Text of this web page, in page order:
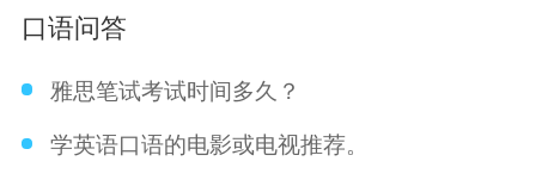
口语问答
雅思笔试考试时间多久？
学英语口语的电影或电视推荐。